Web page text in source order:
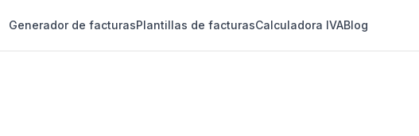
Generador de facturasPlantillas de facturasCalculadora IVABlog